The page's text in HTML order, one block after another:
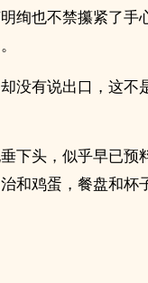
绚也不禁攥紧了手
没有说出口，这不
下头，似乎早已预
和鸡蛋，餐盘和杯